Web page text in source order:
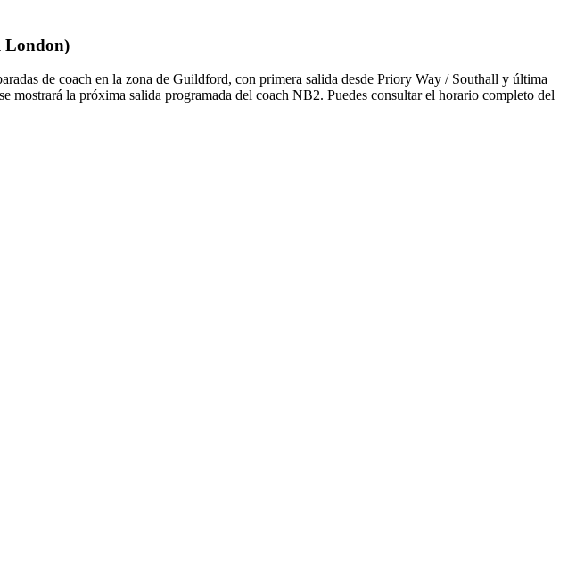
London)
de coach en la zona de Guildford, con primera salida desde Priory Way / Southall y última
mostrará la próxima salida programada del coach NB2. Puedes consultar el horario completo del